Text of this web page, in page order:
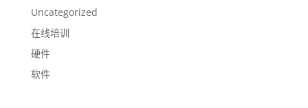
Uncategorized
在线培训
硬件
软件